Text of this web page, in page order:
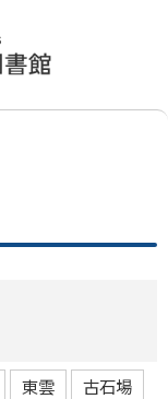
東雲
古石場